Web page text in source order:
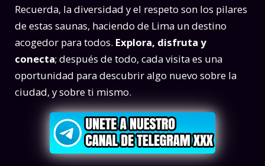
Recuerda, la diversidad y el respeto son los pilares
de estas saunas, haciendo de Lima un destino
acogedor para todos. Explora, disfruta y
conecta; después de todo, cada visita es una
oportunidad para descubrir algo nuevo sobre la
ciudad, y sobre ti mismo.